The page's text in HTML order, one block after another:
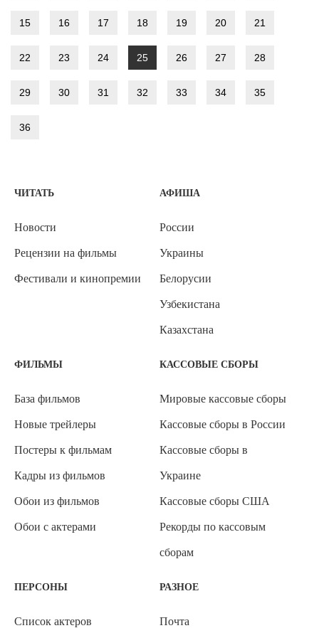
15 16 17 18 19 20 21
22 23 24 25 26 27 28
29 30 31 32 33 34 35
36
ЧИТАТЬ
Новости
Рецензии на фильмы
Фестивали и кинопремии
АФИША
России
Украины
Белорусии
Узбекистана
Казахстана
ФИЛЬМЫ
База фильмов
Новые трейлеры
Постеры к фильмам
Кадры из фильмов
Обои из фильмов
Обои с актерами
КАССОВЫЕ СБОРЫ
Мировые кассовые сборы
Кассовые сборы в России
Кассовые сборы в
Украине
Кассовые сборы США
Рекорды по кассовым
сборам
ПЕРСОНЫ
Список актеров
РАЗНОЕ
Почта